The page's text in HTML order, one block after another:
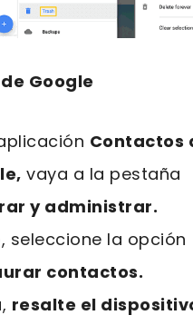
Google
Contactos
vaya a la pestaña
y administrar.
seleccione la opción
contactos.
resalte el